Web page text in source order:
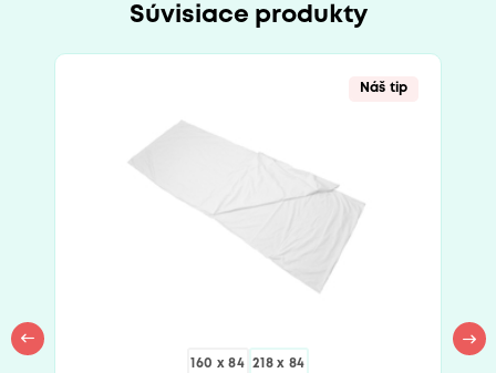
Súvisiace produkty
Náš tip
160 x 84 218 x 84